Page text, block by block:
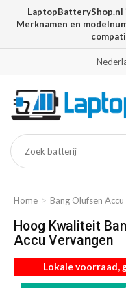
LaptopBatteryShop.nl
Merknamen en
Home Bang Olufsen Accu
Hoog Kwaliteit
Accu Vervangen
Lokale voorraad,